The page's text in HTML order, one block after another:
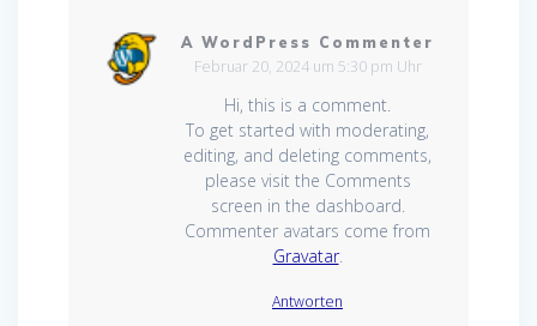
A WordPress Commenter
Februar 20, 2024 um 5:30 pm Uhr
Hi, this is a comment.
To get started with moderating,
editing, and deleting comments,
please visit the Comments
screen in the dashboard.
Commenter avatars come from
Gravatar.
Antworten